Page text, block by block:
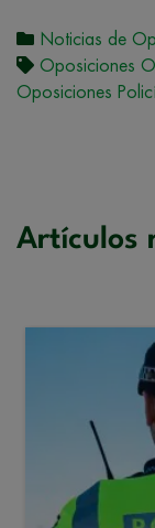
Noticias de
Oposiciones
Oposiciones
Artículos